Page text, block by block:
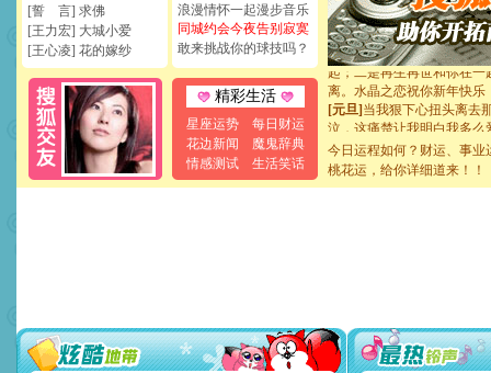
[誓 言] 求佛
[王力宏] 大城小爱
[王心凌] 花的嫁纱
浪漫情怀一起漫步音乐
同城约会今夜告别寂寞
敢来挑战你的球技吗？
精彩生活
星座运势
每日财运
花边新闻
魔鬼辞典
情感测试
生活笑话
断电。爱你是我职业，想
你是我专业！水晶之恋祝你
[元旦]如果上天让我许三个
起；二是再生再世和你在
离。水晶之恋祝你新年快乐
[元旦] 当我狠下心扭头离去
泣，这痛楚让我明白我多
[春节]风柔雨润好月圆，半
颜！冬去春来似水如烟，
[圣诞节]不只这样的日子才
能正大光明地骚扰你,告诉
天都要快乐噢!
今日运程如何？财运、事业
桃花运，给你详细道来！！